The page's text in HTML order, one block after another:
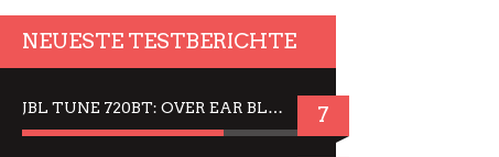
NEUESTE TESTBERICHTE
JBL TUNE 720BT: OVER EAR BLUETOOTH KOPFHÖRER UM DIE 50,-€ IM DAUER-TEST 7